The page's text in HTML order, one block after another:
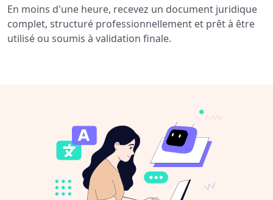
En moins d'une heure, recevez un document juridique
complet, structuré professionnellement et prêt à être
utilisé ou soumis à validation finale.